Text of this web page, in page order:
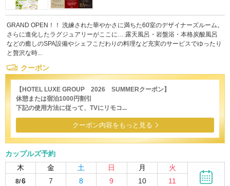
GRAND OPEN！！ 洗練された華やかさに満ちた60室のデザイナーズルーム。
さらに進化したラグジュアリーがここに… 露天風呂・岩盤浴・本格炭酸風呂
などの癒しのSPA設備やシェフこだわりの料理など充実のサービスでゆったり
と贅沢な時...
クーポン
【HOTEL LUXE GROUP 2026 SUMMERクーポン】
休憩または宿泊1000円割引
下記の使用方法に従って、TVにリモコ...
クーポン内容をもっと見る
カップルズ予約
木
金 土 日 月 火
8/6
7
8
9
10
11